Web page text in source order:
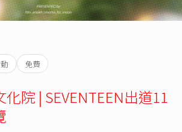
免費
院 | SEVENTEEN出道11